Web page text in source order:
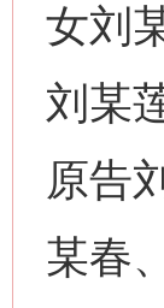
女刘
刘某
原告
某春